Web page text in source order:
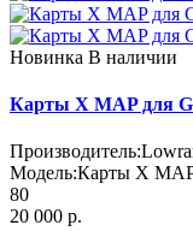
Новинка В наличии
Карты X MAP для
Производитель:
Модель:Карты X
80
20 000 р.